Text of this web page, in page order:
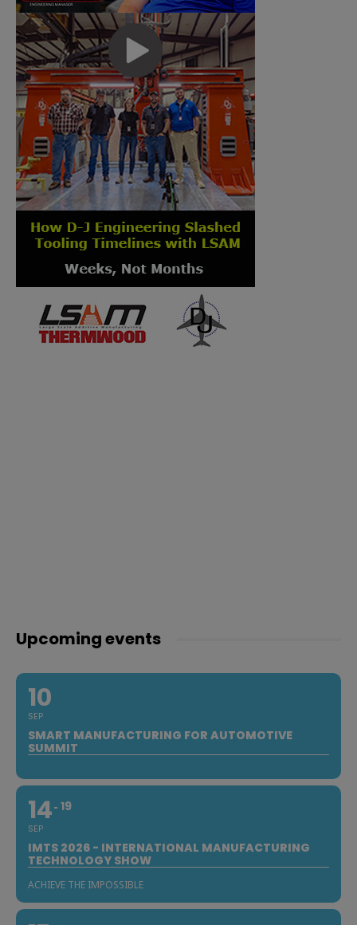
Upcoming events
10
SEP
SMART MANUFACTURING FOR AUTOMOTIVE
SUMMIT
14
SEP
19
IMTS 2026 - INTERNATIONAL MANUFACTURING
TECHNOLOGY SHOW
ACHIEVE THE IMPOSSIBLE